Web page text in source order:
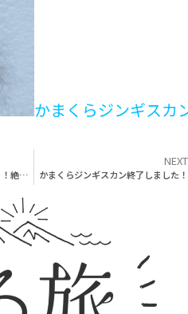
かまくらジンギスカ
【応募終了】人力車でらくらく！絶品コトリアードツアー
NEXT
かまくらジンギスカン終了しました！